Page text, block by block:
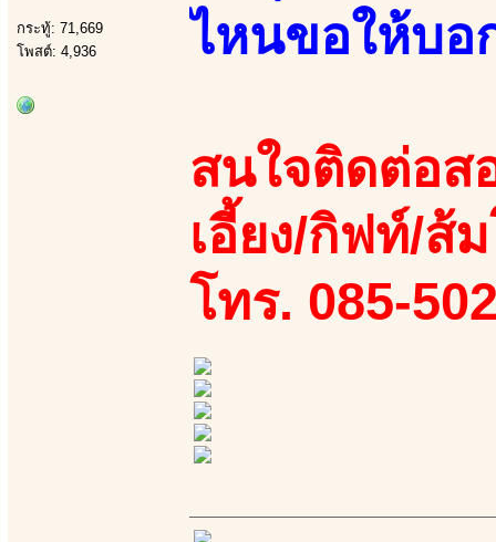
กระทู้: 71,669
โพสต์: 4,936
ไหนขอให้บอ
สนใจติดต่อส
เอี้ยง/กิฟท์/ส้
โทร. 085-